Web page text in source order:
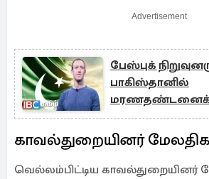
Advertisement
பேஸ்புக்
பாகிஸ்தானில்
மரணதண்டனைக்கு
வெளியான
காவல்துறையினர்
வெல்லம்பிட்டிய காவல்துறையினர்